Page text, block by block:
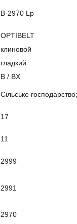
B-2970 Lp
OPTIBELT
клиновой
гладкий
B / BX
Сільське
17
11
2999
2991
2970